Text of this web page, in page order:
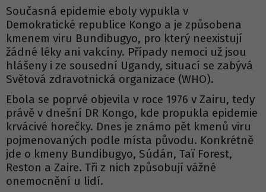
Současná epidemie eboly vypukla v
Demokratické republice Kongo a je způsobena
kmenem viru Bundibugyo, pro který neexistují
žádné léky ani vakcíny. Případy nemoci už jsou
hlášeny i ze sousední Ugandy, situací se zabývá
Světová zdravotnická organizace (WHO).
Ebola se poprvé objevila v roce 1976 v Zairu, tedy
právě v dnešní DR Kongo, kde propukla epidemie
krvácivé horečky. Dnes je známo pět kmenů viru
pojmenovaných podle místa původu. Konkrétně
jde o kmeny Bundibugyo, Súdán, Taï Forest,
Reston a Zaire. Tři z nich způsobují vážné
onemocnění u lidí.